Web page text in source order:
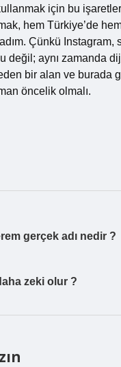
için bu
hem Türkiye’de
Çünkü Instagram,
değil; aynı zamanda
bir alan ve burada
öncelik olmalı.
gerçek adı nedir ?
zeki olur ?